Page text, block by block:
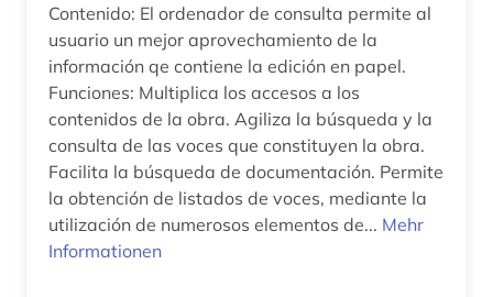
Contenido: El ordenador de consulta permite al
usuario un mejor aprovechamiento de la
información qe contiene la edición en papel.
Funciones: Multiplica los accesos a los
contenidos de la obra. Agiliza la búsqueda y la
consulta de las voces que constituyen la obra.
Facilita la búsqueda de documentación. Permite
la obtención de listados de voces, mediante la
utilización de numerosos elementos de... Mehr
Informationen